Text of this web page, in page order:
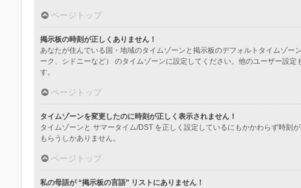
ページトップ
掲示板の時刻が正しくありません！
あなたが住んでいる国・地域のタイムゾーンと掲示板のデフォルトタイムゾ
ーク、シドニーなど） のタイムゾーンに設定してください。他のユーザー設
す。
ページトップ
タイムゾーンを変更したのに時刻が正しく表示されません！
タイムゾーンと サマータイム/DST を正しく設定しているにもかかわらず時
もらうしかありません。
ページトップ
私の母語が “掲示板の言語” リストにありません！